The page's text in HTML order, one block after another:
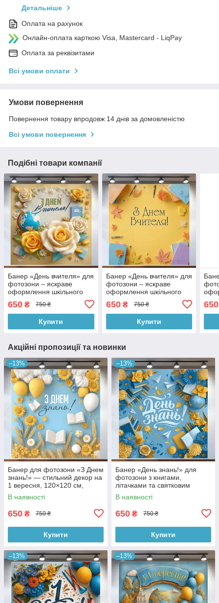
Детальніше
Оплата на рахунок
Онлайн-оплата карткою Visa, Mastercard - LiqPay
Оплата за реквізитами
Всі умови оплати
Умови повернення
Повернення товару впродовж 14 днів за домовленістю
Всі умови повернення
Подібні товари компанії
Банер «День вчителя» для
фотозони – яскраве
оформлення шкільного
№41037
650 ₴ 750 ₴
Купити
Банер «День вчителя» для
фотозони – яскраве
оформлення шкільного
№41041
650₴ 750 ₴
Купити
650
Акційні пропозиції та новинки
–13%
Банер для фотозони «З Днем
знань!» — стильний декор на
1 вересня, 120×120 см,
№41024
В наявності
650 ₴ 750 ₴
Купити
–13%
Банер «День знань!» для
фотозони з книгами,
літачками та святковим
декором 120x120см, №41113
В наявності
650 ₴ 750 ₴
Купити
–13% –13%